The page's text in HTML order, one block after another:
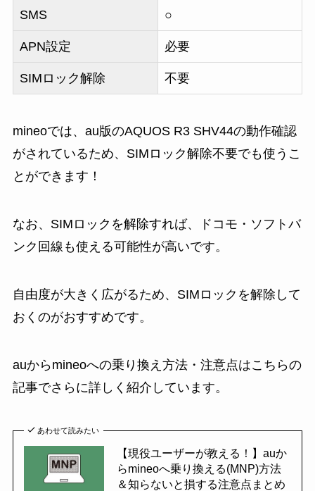
SMS ○
APN設定 必要
SIMロック解除 不要
mineoでは、au版のAQUOS R3 SHV44の動作確認
がされているため、SIMロック解除不要でも使うこ
とができます！
なお、SIMロックを解除すれば、ドコモ・ソフトバ
ンク回線も使える可能性が高いです。
自由度が大きく広がるため、SIMロックを解除して
おくのがおすすめです。
auからmineoへの乗り換え方法・注意点はこちらの
記事でさらに詳しく紹介しています。
あわせて読みたい
【現役ユーザーが教える！】auか
らmineoへ乗り換える(MNP)方法
＆知らないと損する注意点まとめ